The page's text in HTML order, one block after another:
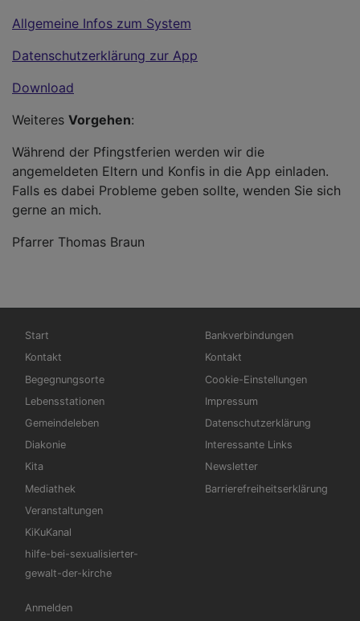
Allgemeine Infos zum System
Datenschutzerklärung zur App
Download
Weiteres Vorgehen:
Während der Pfingstferien werden wir die
angemeldeten Eltern und Konfis in die App einladen.
Falls es dabei Probleme geben sollte, wenden Sie sich
gerne an mich.
Pfarrer Thomas Braun
Hauptnavigation
Start
Kontakt
Begegnungsorte
Lebensstationen
Gemeindeleben
Diakonie
Kita
Mediathek
Veranstaltungen
KiKuKanal
hilfe-bei-sexualisierter-
gewalt-der-kirche
Fußbereichsmenü
Bankverbindungen
Kontakt
Cookie-Einstellungen
Impressum
Datenschutzerklärung
Interessante Links
Newsletter
Barrierefreiheitserklärung
Benutzermenü
Anmelden